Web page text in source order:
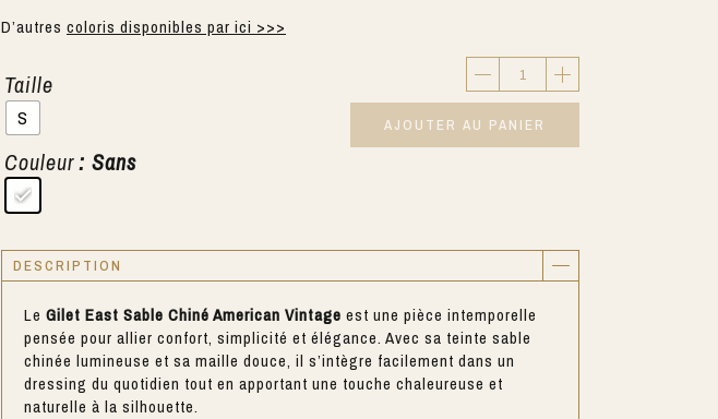
D’autres coloris disponibles par ici >>>
Taille
S
Couleur: Sans
AJOUTER AU PANIER
DESCRIPTION
Le Gilet East Sable Chiné American Vintage est une pièce intemporelle
pensée pour allier confort, simplicité et élégance. Avec sa teinte sable
chinée lumineuse et sa maille douce, il s’intègre facilement dans un
dressing du quotidien tout en apportant une touche chaleureuse et
naturelle à la silhouette.